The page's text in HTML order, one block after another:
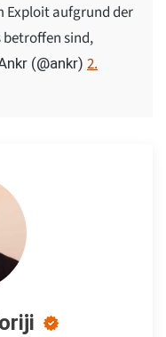
Exploit aufgrund der
sind,
(@ankr) 2.